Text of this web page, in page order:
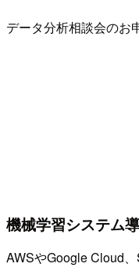
データ分析相談会のお
機械学習システム
AWSやGoogle Cloud